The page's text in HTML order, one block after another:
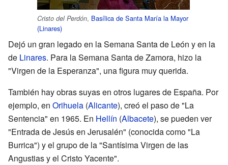
Cristo del Perdón, Basílica de Santa María la Mayor
(Linares)
Dejó un gran legado en la Semana Santa de León y en la
de Linares. Para la Semana Santa de Zamora, hizo la
"Virgen de la Esperanza", una figura muy querida.
También hay obras suyas en otros lugares de España. Por
ejemplo, en Orihuela (Alicante), creó el paso de "La
Sentencia" en 1965. En Hellín (Albacete), se pueden ver
"Entrada de Jesús en Jerusalén" (conocida como "La
Burrica") y el grupo de la "Santísima Virgen de las
Angustias y el Cristo Yacente".